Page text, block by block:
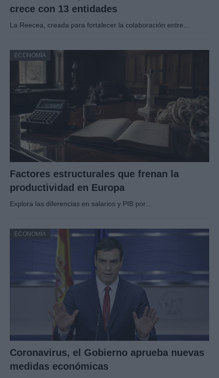
crece con 13 entidades
La Reecea, creada para fortalecer la colaboración entre…
ECONOMÍA
Factores estructurales que frenan la
productividad en Europa
Explora las diferencias en salarios y PIB por…
ECONOMÍA
Coronavirus, el Gobierno aprueba nuevas
medidas económicas